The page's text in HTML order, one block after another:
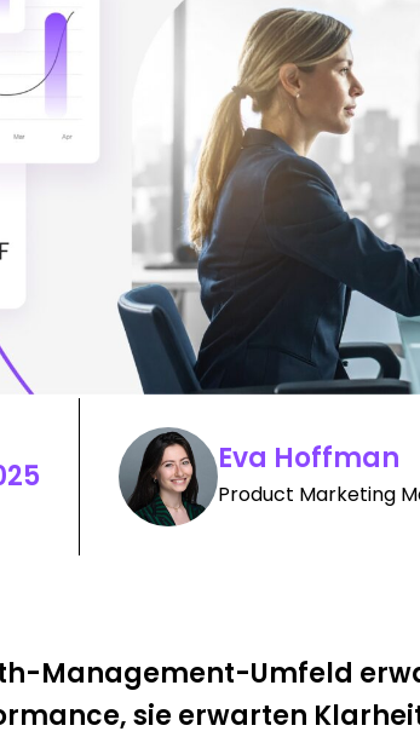
Eva Hoffman
Product Marketing
Management-Umfeld
sie erwarten